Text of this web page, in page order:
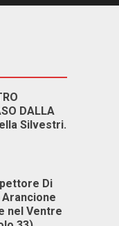
DALLA
Silvestri.
Di
Arancione
nel Ventre